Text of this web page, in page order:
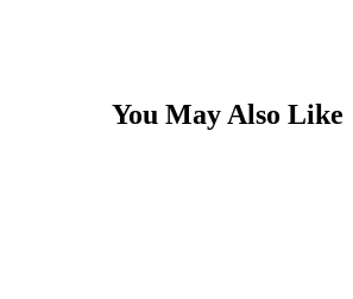
You May Also Like